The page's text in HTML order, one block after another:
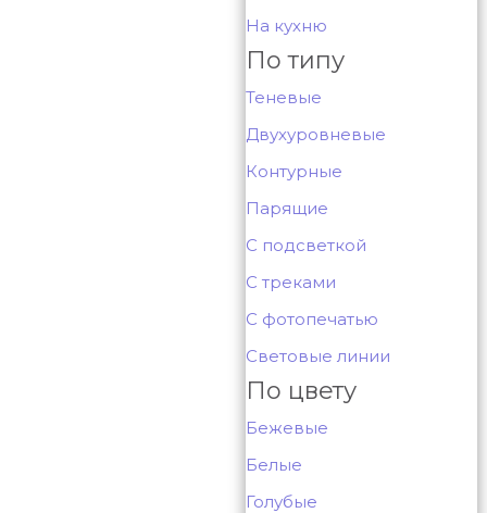
На кухню
По типу
Теневые
Двухуровневые
Контурные
Парящие
С подсветкой
С треками
С фотопечатью
Световые линии
По цвету
Бежевые
Белые
Голубые